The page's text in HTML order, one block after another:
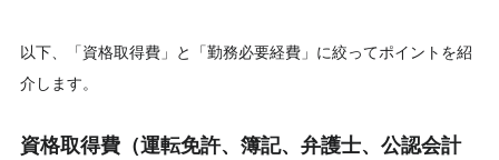
以下、「資格取得費」と「勤務必要経費」に絞ってポイントを紹
介します。
資格取得費（運転免許、簿記、弁護士、公認会計